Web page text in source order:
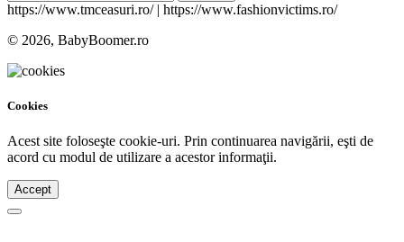
https://www.tmceasuri.ro/ | https://www.fashionvictims.ro/
© 2026, BabyBoomer.ro
Cookies
Acest site foloseşte cookie-uri. Prin continuarea navigării, eşti de
acord cu modul de utilizare a acestor informaţii.
Accept